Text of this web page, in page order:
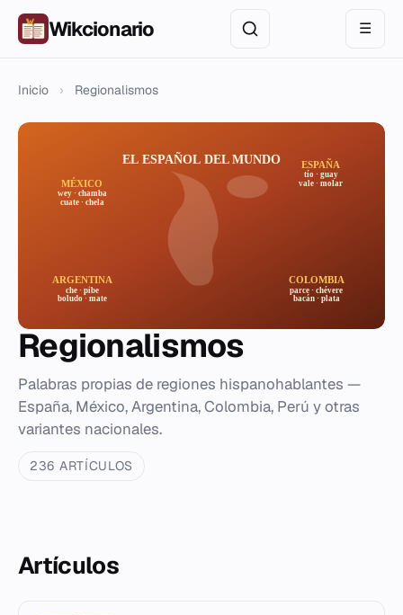
Wikcionario ☰
Inicio › Regionalismos
Regionalismos
Palabras propias de regiones hispanohablantes —
España, México, Argentina, Colombia, Perú y otras
variantes nacionales.
236 ARTÍCULOS
Artículos